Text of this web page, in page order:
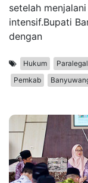
setelah
intensif.Bupati
dengan
Hukum Paralegal
Pemkab